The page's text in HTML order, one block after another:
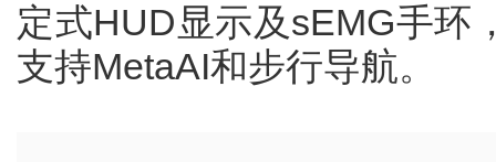
定式HUD显示及sEMG手环
支持MetaAI和步行导航。